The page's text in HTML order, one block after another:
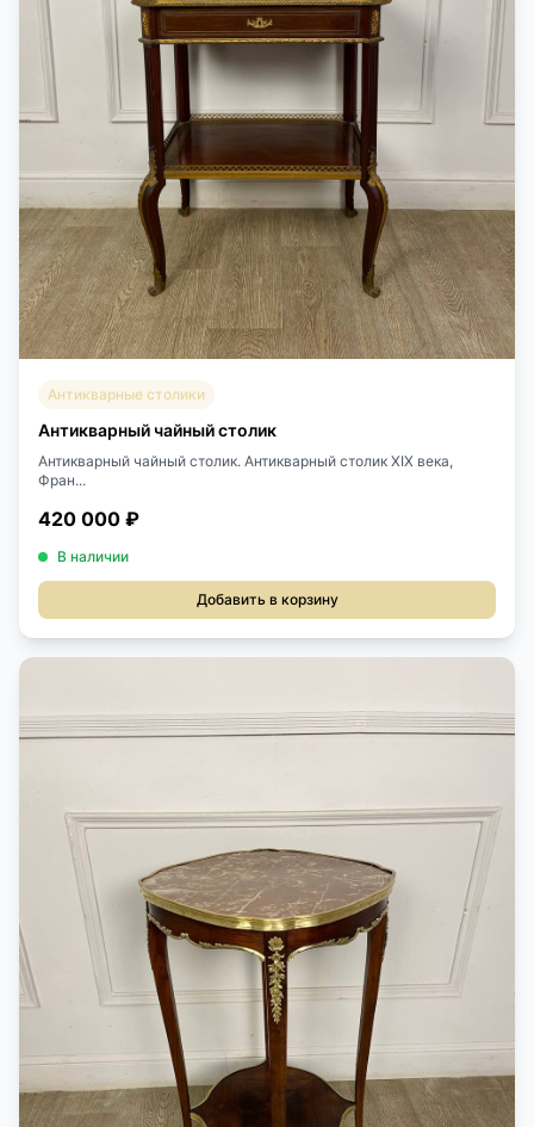
Антикварные столики
Антикварный чайный столик
Антикварный чайный столик. Антикварный столик XIX века,
Фран...
420 000 ₽
В наличии
Добавить в корзину